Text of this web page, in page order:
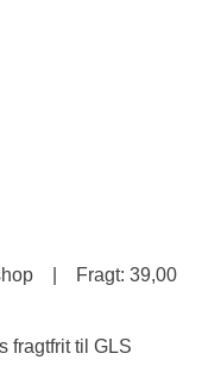
| Fragt: 39,00
fragtfrit til GLS